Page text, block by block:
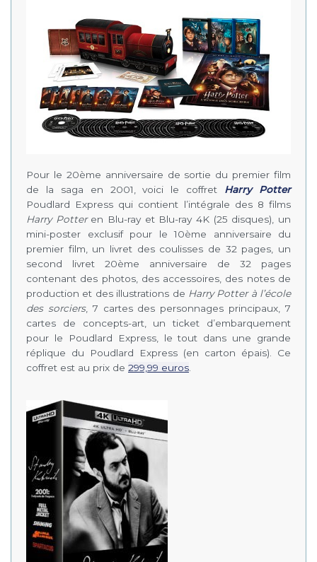
Pour le 20ème anniversaire de sortie du premier film
de la saga en 2001, voici le coffret Harry Potter
Poudlard Express qui contient l’intégrale des 8 films
Harry Potteren Blu-ray et Blu-ray 4K (25 disques), un
mini-poster exclusif pour le 10ème anniversaire du
premier film, un livret des coulisses de 32 pages, un
second livret 20ème anniversaire de 32 pages
contenant des photos, des accessoires, des notes de
production et des illustrations de Harry Potter à l’école
des sorciers, 7 cartes des personnages principaux, 7
cartes de concepts-art, un ticket d’embarquement
pour le Poudlard Express, le tout dans une grande
réplique du Poudlard Express (en carton épais). Ce
coffret est au prix de 299,99 euros